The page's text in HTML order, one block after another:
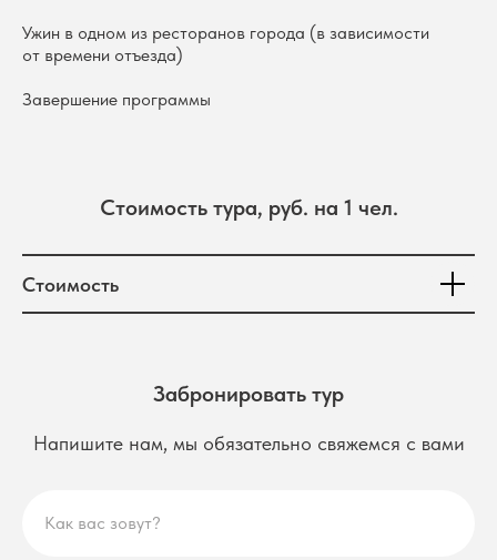
Ужин в одном из ресторанов города (в зависимости
от времени отъезда)
Завершение программы
Стоимость тура, руб. на 1 чел.
Стоимость
Забронировать тур
Напишите нам, мы обязательно свяжемся с вами
Как вас зовут?